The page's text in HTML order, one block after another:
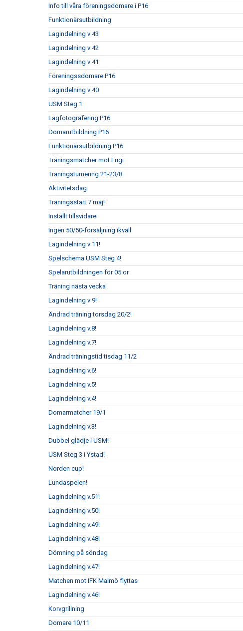
Info till våra föreningsdomare i P16
Funktionärsutbildning
Lagindelning v 43
Lagindelning v 42
Lagindelning v 41
Föreningssdomare P16
Lagindelning v 40
USM Steg 1
Lagfotografering P16
Domarutbildning P16
Funktionärsutbildning P16
Träningsmatcher mot Lugi
Träningsturnering 21-23/8
Aktivitetsdag
Träningsstart 7 maj!
Inställt tillsvidare
Ingen 50/50-försäljning ikväll
Lagindelning v 11!
Spelschema USM Steg 4!
Spelarutbildningen för 05:or
Träning nästa vecka
Lagindelning v 9!
Ändrad träning torsdag 20/2!
Lagindelning v.8!
Lagindelning v.7!
Ändrad träningstid tisdag 11/2
Lagindelning v.6!
Lagindelning v.5!
Lagindelning v.4!
Domarmatcher 19/1
Lagindelning v.3!
Dubbel glädje i USM!
USM Steg 3 i Ystad!
Norden cup!
Lundaspelen!
Lagindelning v.51!
Lagindelning v.50!
Lagindelning v.49!
Lagindelning v.48!
Dömning på söndag
Lagindelning v.47!
Matchen mot IFK Malmö flyttas
Lagindelning v.46!
Korvgrillning
Domare 10/11